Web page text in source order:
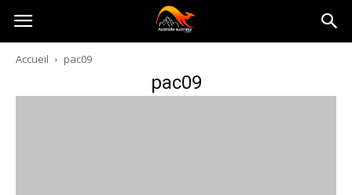
Australia-
australie.com
Accueil pac09
pac09